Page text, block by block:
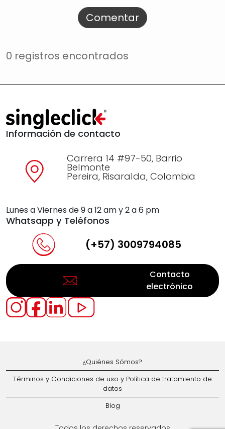
Comentar
0 registros encontrados
Información de contacto
Carrera 14 #97-50, Barrio
Belmonte
Pereira, Risaralda, Colombia
Lunes a Viernes de 9 a 12 am y 2 a 6 pm
Whatsapp y Teléfonos
(+57) 3009794085
Contacto
electrónico
¿Quiénes Sómos?
Términos y Condiciones de uso y Política de tratamiento de
datos
Blog